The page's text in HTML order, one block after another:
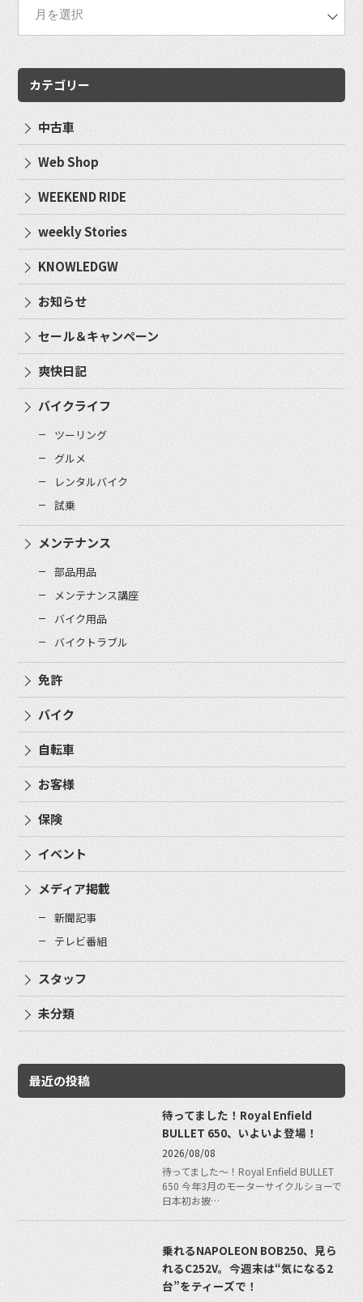
カテゴリー
中古車
Web Shop
WEEKEND RIDE
weekly Stories
KNOWLEDGW
お知らせ
セール＆キャンペーン
爽快日記
バイクライフ
ツーリング
グルメ
レンタルバイク
試乗
メンテナンス
部品用品
メンテナンス講座
バイク用品
バイクトラブル
免許
バイク
自転車
お客様
保険
イベント
メディア掲載
新聞記事
テレビ番組
スタッフ
未分類
最近の投稿
待ってました！Royal Enfield
BULLET 650、いよいよ登場！
2026/08/08
待ってました〜！Royal Enfield BULLET
650 今年3月のモーターサイクルショーで
日本初お披…
乗れるNAPOLEON BOB250、見ら
れるC252V。今週末は“気になる2
台”をティーズで！